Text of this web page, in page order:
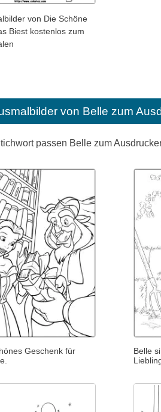
von Die Schöne
Biest kostenlos zum
von Belle zum
passen Belle zum
Geschenk für
Belle